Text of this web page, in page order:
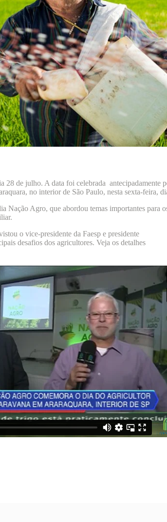
de julho. A data foi celebrada antecipadamente
no interior de São Paulo, nesta sexta-feira,
Nação Agro, que abordou temas importantes para
o vice-presidente da Faesp e presidente
desafios dos agricultores. Veja os detalhes